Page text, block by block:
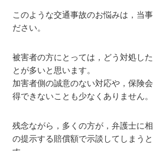
このような交通事故のお悩みは，当
ださい。
被害者の方にとっては，どう対処し
とが多いと思います。
加害者側の誠意のない対応や，保険
得できないことも少なくありません。
残念ながら，多くの方が，弁護士に
の提示する賠償額で示談してしまう